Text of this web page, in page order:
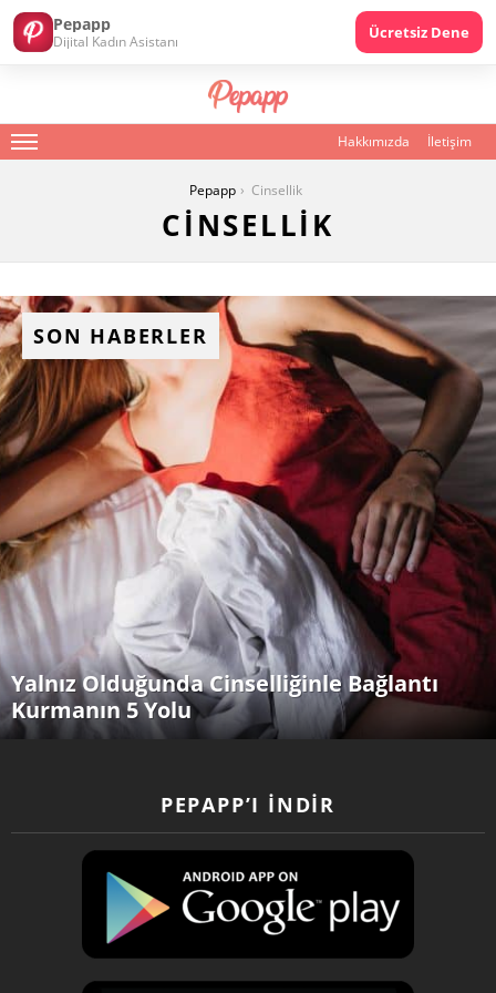
Menu Hakkımızda İletişim
Pepapp Cinsellik
CINSELLIK
SON HABERLER
Yalnız Olduğunda Cinselliğinle Bağlantı
Kurmanın 5 Yolu
PEPAPP’I İNDIR
Pepapp
Dijital Kadın Asistanı Ücretsiz Dene